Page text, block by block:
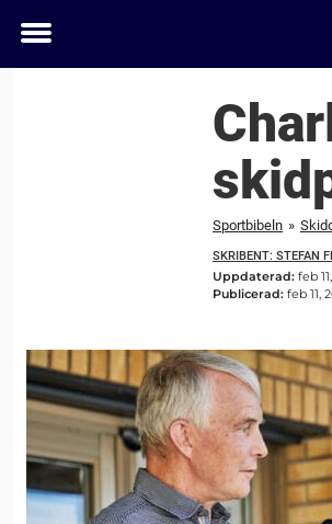
Toggle
Sportbibeln »
SKRIBENT: STEFAN
Uppdaterad: feb
Publicerad: feb 11,